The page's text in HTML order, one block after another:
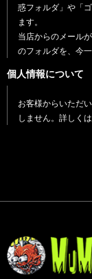
惑フォルダ」や「
ます。
当店からのメール
のフォルダを、今
個人情報について
お客様からいただ
しません。詳しくは